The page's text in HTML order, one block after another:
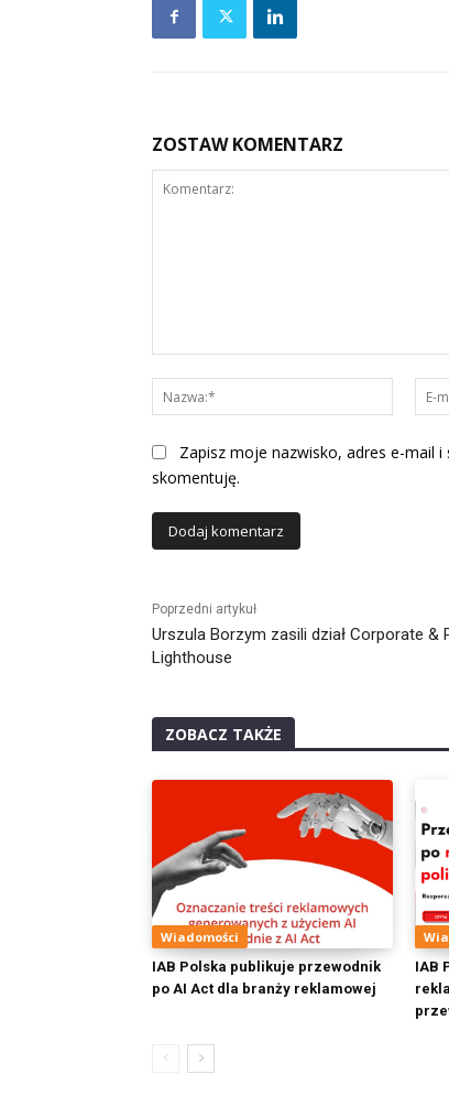
ZOSTAW KOMENTARZ
Nazwa:*
Zapisz moje nazwisko, adres e-mail
skomentuję.
Poprzedni artykuł
Urszula Borzym zasili dział Corporate &
Lighthouse
ZOBACZ TAKŻE
Wiadomości
IAB Polska publikuje przewodnik
po AI Act dla branży reklamowej
IAB